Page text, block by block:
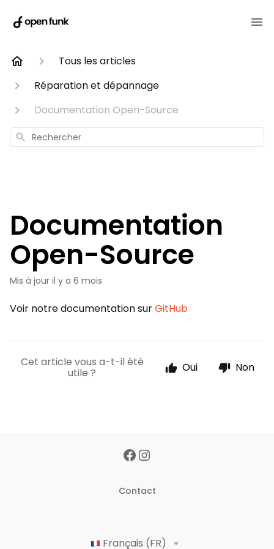
Tous les articles
Réparation et dépannage
Documentation Open-Source
Rechercher
Documentation
Open-Source
Mis à jour il y a 6 mois
Voir notre documentation surGitHub
Cet article vous a-t-il été
utile ? Oui Non
Contact
Français (FR)